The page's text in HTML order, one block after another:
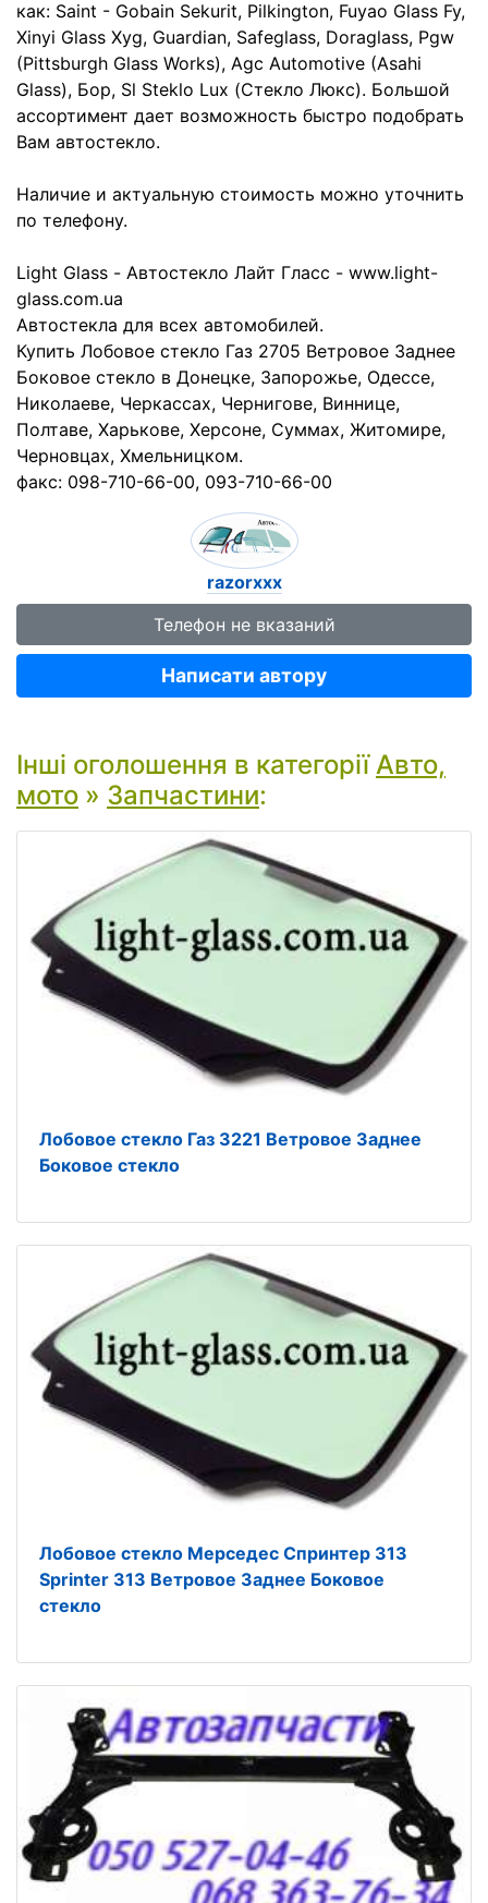
как: Saint - Gobain Sekurit, Pilkington, Fuyao Glass Fy,
Xinyi Glass Xyg, Guardian, Safeglass, Doraglass, Pgw
(Pittsburgh Glass Works), Agc Automotive (Asahi
Glass), Бор, Sl Steklo Lux (Стекло Люкс). Большой
ассортимент дает возможность быстро подобрать
Вам автостекло.
Наличие и актуальную стоимость можно уточнить
по телефону.
Light Glass - Автостекло Лайт Гласс - www.light-
glass.com.ua
Автостекла для всех автомобилей.
Купить Лобовое стекло Газ 2705 Ветровое Заднее
Боковое стекло в Донецке, Запорожье, Одессе,
Николаеве, Черкассах, Чернигове, Виннице,
Полтаве, Харькове, Херсоне, Суммах, Житомире,
Черновцах, Хмельницком.
факс: 098-710-66-00, 093-710-66-00
razorxxx
Телефон не вказаний
Написати автору
Інші оголошення в категоріїАвто,
мото » Запчастини:
Лобовое стекло Газ 3221 Ветровое Заднее
Боковое стекло
Лобовое стекло Мерседес Спринтер 313
Sprinter 313 Ветровое Заднее Боковое
стекло